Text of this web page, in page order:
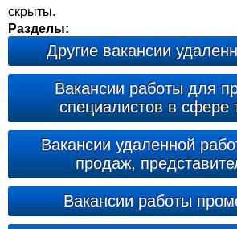
скрыты.
Разделы:
Другие вакансии
Вакансии работы для
специалистов в сфере
Вакансии удаленной
продаж,
Вакансии работы